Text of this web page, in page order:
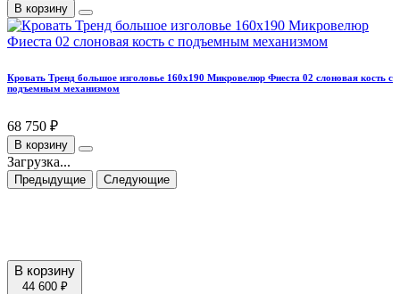
В корзину
Кровать Тренд большое изголовье 160х190 Микровелюр Фиеста 02 слоновая кость с
подъемным механизмом
68 750 ₽
В корзину
Загрузка...
Предыдущие Следующие
В корзину
44 600 ₽